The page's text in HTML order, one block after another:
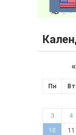
«
Пн Вт
3 4
10 11